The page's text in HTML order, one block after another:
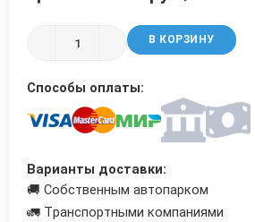
В КОРЗИНУ
Способы оплаты:
Варианты доставки:
🚚 Собственным автопарком
🚛 Транспортными компаниями
Трубы в ВУС изоляции